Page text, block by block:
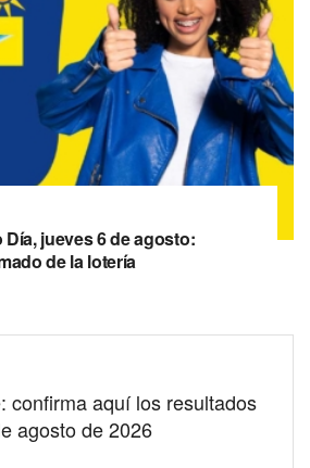
jueves 6 de agosto:
de la lotería
confirma aquí los resultados
agosto de 2026